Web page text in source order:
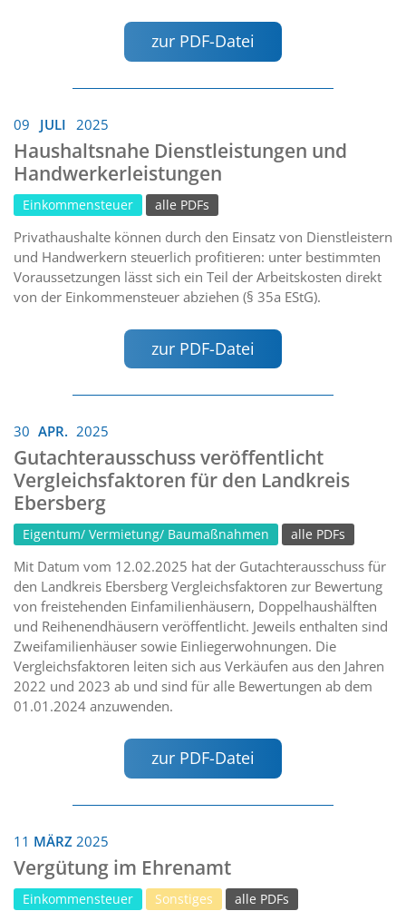
zur PDF-Datei
09 JULI 2025
Haushaltsnahe Dienstleistungen und
Handwerkerleistungen
Einkommensteuer alle PDFs
Privathaushalte können durch den Einsatz von Dienstleistern
und Handwerkern steuerlich profitieren: unter bestimmten
Voraussetzungen lässt sich ein Teil der Arbeitskosten direkt
von der Einkommensteuer abziehen (§ 35a EStG).
zur PDF-Datei
30 APR. 2025
Gutachterausschuss veröffentlicht
Vergleichsfaktoren für den Landkreis
Ebersberg
Eigentum/ Vermietung/ Baumaßnahmen alle PDFs
Mit Datum vom 12.02.2025 hat der Gutachterausschuss für
den Landkreis Ebersberg Vergleichsfaktoren zur Bewertung
von freistehenden Einfamilienhäusern, Doppelhaushälften
und Reihenendhäusern veröffentlicht. Jeweils enthalten sind
Zweifamilienhäuser sowie Einliegerwohnungen. Die
Vergleichsfaktoren leiten sich aus Verkäufen aus den Jahren
2022 und 2023 ab und sind für alle Bewertungen ab dem
01.01.2024 anzuwenden.
zur PDF-Datei
11 MÄRZ 2025
Vergütung im Ehrenamt
Einkommensteuer Sonstiges alle PDFs